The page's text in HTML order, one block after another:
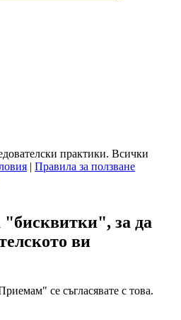
практики. Всички
| Правила за ползване
"бисквитки", за да
ви
се съгласявате с това.